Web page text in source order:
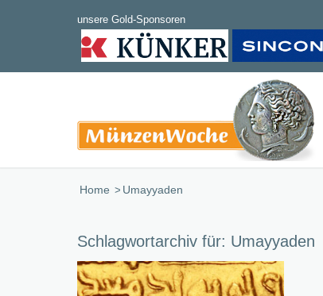
Home /Umayyaden
Schlagwortarchiv für: Umayyaden